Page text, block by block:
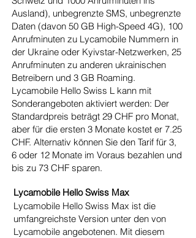
Ausland), unbegrenzte SMS, unbegrenzte
Daten (davon 50 GB High-Speed 4G), 100
Anrufminuten zu Lycamobile Nummern in
der Ukraine oder Kyivstar-Netzwerken, 25
Anrufminuten zu anderen ukrainischen
Betreibern und 3 GB Roaming.
Lycamobile Hello Swiss L kann mit
Sonderangeboten aktiviert werden: Der
Standardpreis beträgt 29 CHF pro Monat,
aber für die ersten 3 Monate kostet er 7.25
CHF. Alternativ können Sie den Tarif für 3,
6 oder 12 Monate im Voraus bezahlen und
bis zu 73 CHF sparen.
Lycamobile Hello Swiss Max
Lycamobile Hello Swiss Max ist die
umfangreichste Version unter den von
Lycamobile angebotenen. Mit diesem